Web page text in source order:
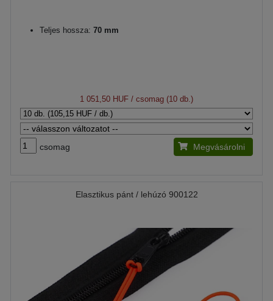
Teljes hossza: 70 mm
1 051,50 HUF / csomag (10 db.)
csomag Megvásárolni
Elasztikus pánt / lehúzó 900122